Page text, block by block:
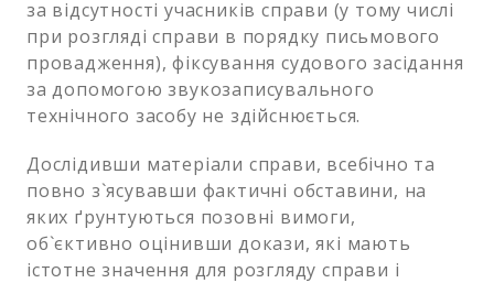
за відсутності учасників справи (у тому числі
при розгляді справи в порядку письмового
провадження), фіксування судового засідання
за допомогою звукозаписувального
технічного засобу не здійснюється.
Дослідивши матеріали справи, всебічно та
повно з`ясувавши фактичні обставини, на
яких ґрунтуються позовні вимоги,
об`єктивно оцінивши докази, які мають
істотне значення для розгляду справи і